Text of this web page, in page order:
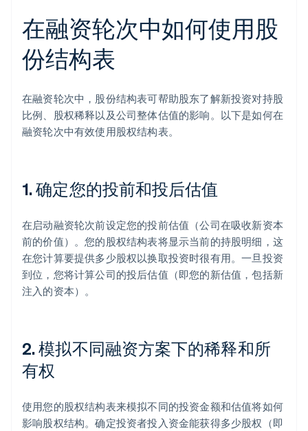
在融资轮次中如何使用股
份结构表
在融资轮次中，股份结构表可帮助股东了解新投资对持股
比例、股权稀释以及公司整体估值的影响。以下是如何在
融资轮次中有效使用股权结构表。
1. 确定您的投前和投后估值
在启动融资轮次前设定您的投前估值（公司在吸收新资本
前的价值）。您的股权结构表将显示当前的持股明细，这
在您计算要提供多少股权以换取投资时很有用。一旦投资
到位，您将计算公司的投后估值（即您的新估值，包括新
注入的资本）。
2. 模拟不同融资方案下的稀释和所
有权
使用您的股权结构表来模拟不同的投资金额和估值将如何
影响股权结构。确定投资者投入资金能获得多少股权（即